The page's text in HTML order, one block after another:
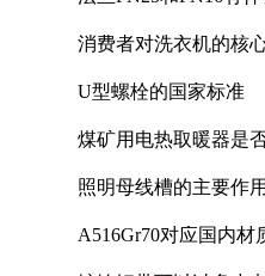
消费者对洗衣机的核
U型螺栓的国家标准
煤矿用电热取暖器是
照明母线槽的主要作
A516Gr70对应国内